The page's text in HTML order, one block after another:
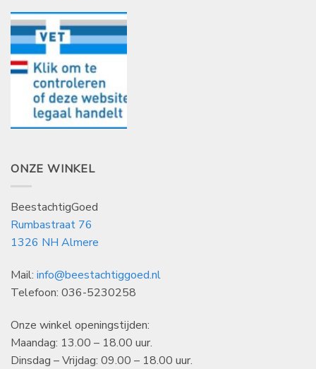
ONZE WINKEL
BeestachtigGoed
Rumbastraat 76
1326 NH Almere
Mail: info@beestachtiggoed.nl
Telefoon: 036-5230258
Onze winkel openingstijden:
Maandag: 13.00 – 18.00 uur.
Dinsdag – Vrijdag: 09.00 – 18.00 uur.